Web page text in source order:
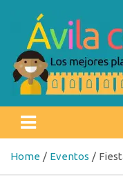
content
Ávila con
Home Eventos